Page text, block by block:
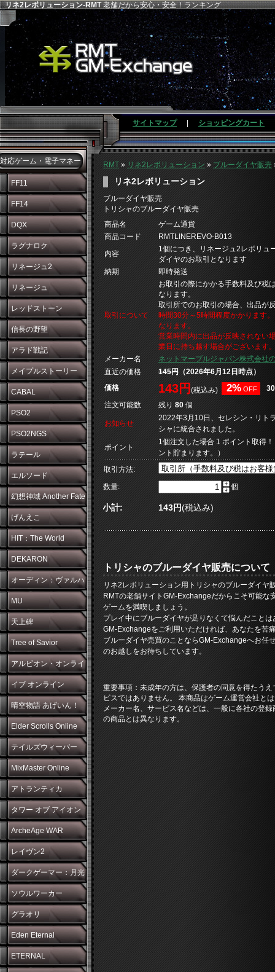
リネ2レボリューション-RMT老舗だから安心・安全！ランキング
サイトマップ ショッピングカート
対応ゲーム・電子マネー
FF11
FF14
DQX
ラグナロク
リネージュ2
リネージュ
レッドストーン
信長の野望
アラド戦記
メイプルストーリー
CABAL
PSO2
PSO2NGS
ラテール
エルソード
幻想神域 Another Fate
げんえこ
HIT：The World
DEKARON
オーディン：ヴァルハ
ラ・ライジング
MU
天上碑
Tree of Savior
アルビオン・オンライ
ン
イブ オンライン
晴空物語 あげいん！
Elder Scrolls Online
テイルズウィーバー
MixMaster Online
アトランティカ
タワー オブ アイオン
ArcheAge WAR
レイヴン2
ダークゲーマー：月光
彫刻師
ソウルワーカー
グラオリ
Eden Eternal
ETERNAL
RMT» リネ2レボリューション » ブルーダイヤ販売
リネ2レボリューション
ブルーダイヤ販売
トリシャのブルーダイヤ販売
商品名
ゲーム通貨
商品コード
RMTLINEREVO-B013
内容
1個につき、リネージュ2レボリュ
ダイヤのお取引となります
納期
即時発送
取引について
お取引の際にかかる手数料及び税
なります。
取引所でのお取引の場合、出品が
時間30分～5時間程度かかります
なります。
営業時間内に出品が反映されない
業日に持ち越す場合がございます
メーカー名
ネットマーブルジャパン株式会社
直近の価格
145円 （2026年6月12日時点）
価格
143円(税込み) 2% OFF
注文可能数
残り 80個
お知らせ
2022年3月10日、セレシン・リト
シャに統合されました。
ポイント
1個注文した場合 1 ポイント取得
ント貯まります。）
取引方法:
数量:
個
小計: 143円(税込み)
トリシャのブルーダイヤ販売について
リネ2レボリューション用トリシャのブルーダイヤ
RMTの老舗サイトGM-Exchangeだからこそ可能
ゲームを満喫しましょう。
プレイ中にブルーダイヤが足りなくて悩んだことは
GM-Exchangeをご利用いただければ、あなたを苦
ブルーダイヤ売買のことならGM-Exchangeへお任
のお越しをお待ちしています。
重要事項：未成年の方は、保護者の同意を得たう
ビスではありません。 本商品はゲーム運営会社と
メーカー名、サービス名などは、一般に各社の登
の商品とは異なります。